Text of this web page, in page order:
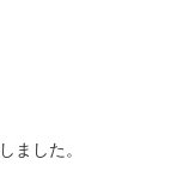
しました。